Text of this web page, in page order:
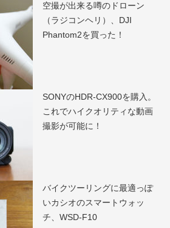
空撮が出来る噂のドローン
（ラジコンヘリ）、DJI
Phantom2を買った！
SONYのHDR-CX900を購入。
これでハイクオリティな動画
撮影が可能に！
バイクツーリングに最適っぽ
いカシオのスマートウォッ
チ、WSD-F10